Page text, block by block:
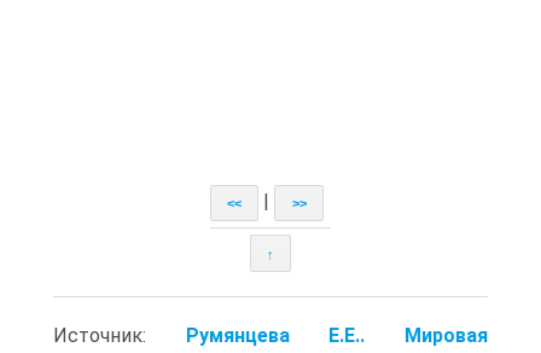
<< >>
↑
Источник: Румянцева Е.Е.. Мировая